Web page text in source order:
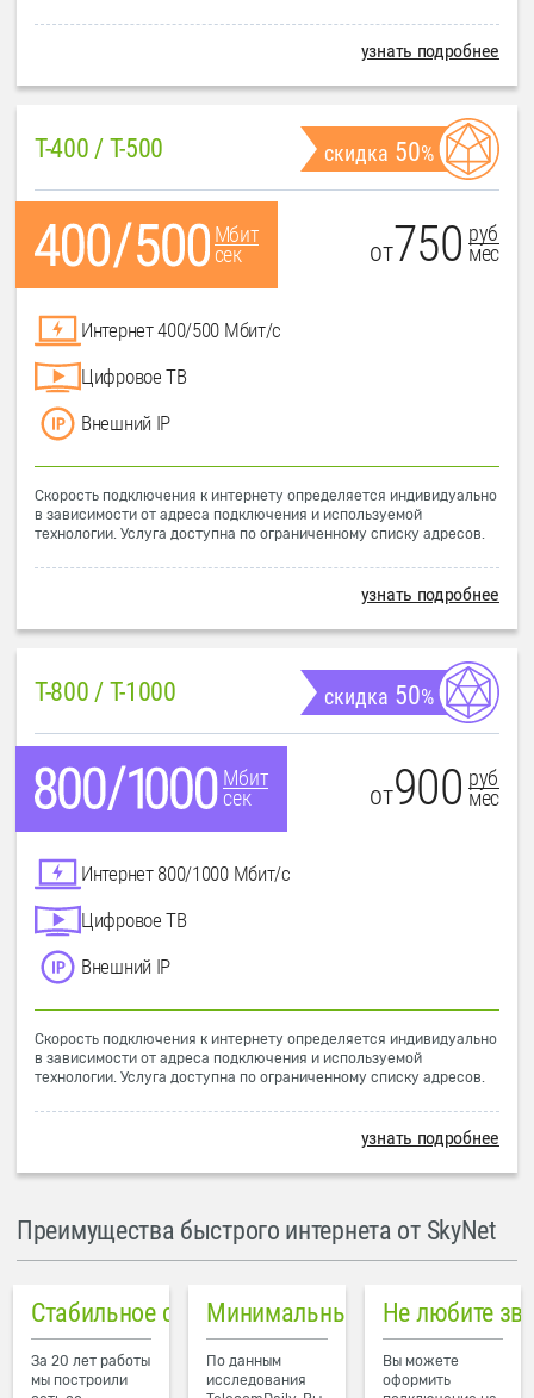
узнать подробнее
T-400 / T-500 скидка 50%
Мбит
сек
от750 руб
мес
Интернет 400/500 Мбит/с
Цифровое ТВ
Внешний IP
Скорость подключения к интернету определяется индивидуально
в зависимости от адреса подключения и используемой
технологии. Услуга доступна по ограниченному списку адресов.
узнать подробнее
T-800 / T-1000 скидка 50%
Мбит
сек
от900 руб
мес
Интернет 800/1000 Мбит/с
Цифровое ТВ
Внешний IP
Скорость подключения к интернету определяется индивидуально
в зависимости от адреса подключения и используемой
технологии. Услуга доступна по ограниченному списку адресов.
узнать подробнее
Преимущества быстрого интернета от SkyNet
Стабильное соединение
За 20 лет работы
мы построили
Минимальный пинг в городе
По данным
исследования
Не любите
Вы можете
оформить